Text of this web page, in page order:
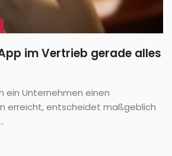
im Vertrieb gerade alles
ein Unternehmen einen
erreicht, entscheidet maßgeblich